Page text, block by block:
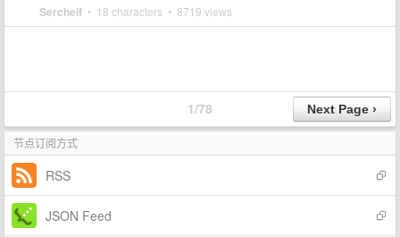
Sercheif • 18 characters • 8719 views
1/78
节点订阅方式
RSS
JSON Feed